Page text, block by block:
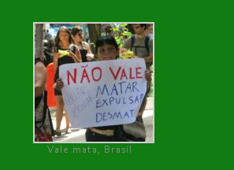
Vale mata, Brasil